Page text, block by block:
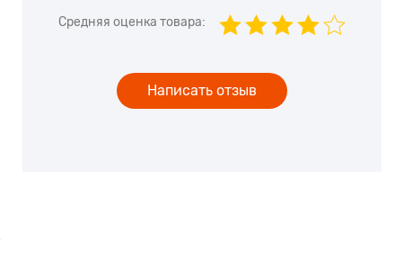
Средняя оценка товара:
Написать отзыв